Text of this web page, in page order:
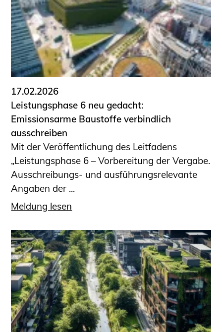
17.02.2026
Leistungsphase 6 neu gedacht:
Emissionsarme Baustoffe verbindlich
ausschreiben
Mit der Veröffentlichung des Leitfadens
„Leistungsphase 6 – Vorbereitung der Vergabe.
Ausschreibungs- und ausführungsrelevante
Angaben der ...
Meldung lesen